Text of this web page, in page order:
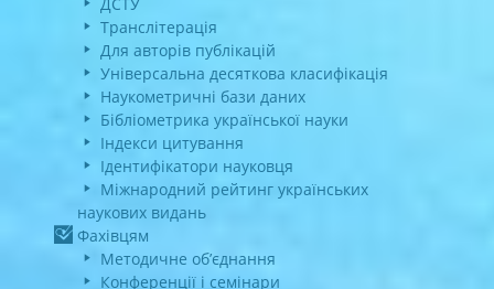
Транслітерація
Для авторів публікацій
Універсальна десяткова класифікація
Наукометричні бази даних
Бібліометрика української науки
Індекси цитування
Ідентифікатори науковця
Міжнародний рейтинг українських
наукових видань
Фахівцям
Методичне об’єднання
Конференції і семінари